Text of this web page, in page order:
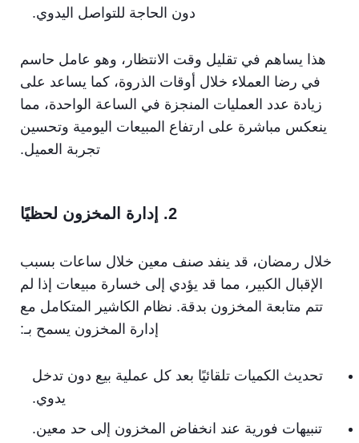
دون الحاجة للتواصل اليدوي.
هذا يساهم في تقليل وقت الانتظار، وهو عامل حاسم
في رضا العملاء خلال أوقات الذروة، كما يساعد على
زيادة عدد العمليات المنجزة في الساعة الواحدة، مما
ينعكس مباشرة على ارتفاع المبيعات اليومية وتحسين
تجربة العميل.
2. إدارة المخزون لحظيًا
خلال رمضان، قد ينفد صنف معين خلال ساعات بسبب
الإقبال الكبير، مما قد يؤدي إلى خسارة مبيعات إذا لم
تتم متابعة المخزون بدقة. نظام الكاشير المتكامل مع
إدارة المخزون يسمح بـ:
تحديث الكميات تلقائيًا بعد كل عملية بيع دون تدخل
يدوي.
تنبيهات فورية عند انخفاض المخزون إلى حد معين.